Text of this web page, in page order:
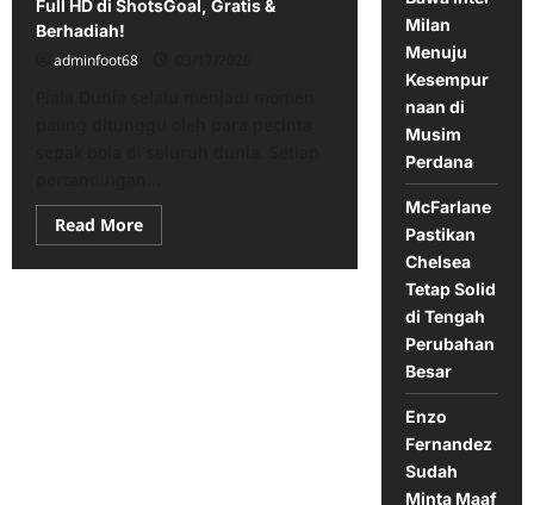
Full HD di ShotsGoal, Gratis &
Berhadiah!
adminfoot68
Read MoreRead
more
Nonton
Milan
Menuju
Kesempur
naan di
Musim
Perdana
McFarlane
Pastikan
Chelsea
Tetap Solid
di Tengah
Perubahan
Besar
Enzo
Fernandez
Sudah
Minta Maaf